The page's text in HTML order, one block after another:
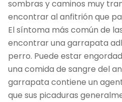
sombras y caminos muy
encontrar al anfitrión que
El síntoma más común de
encontrar una garrapata
perro. Puede estar
una comida de sangre del
garrapata contiene un
que sus picaduras